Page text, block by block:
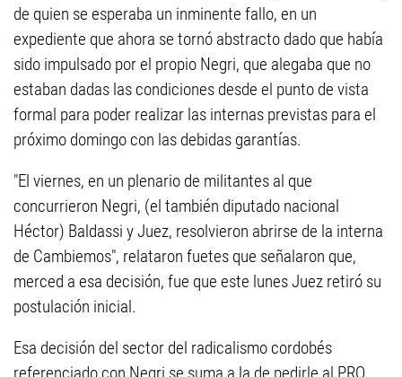
de quien se esperaba un inminente fallo, en un
expediente que ahora se tornó abstracto dado que había
sido impulsado por el propio Negri, que alegaba que no
estaban dadas las condiciones desde el punto de vista
formal para poder realizar las internas previstas para el
próximo domingo con las debidas garantías.
"El viernes, en un plenario de militantes al que
concurrieron Negri, (el también diputado nacional
Héctor) Baldassi y Juez, resolvieron abrirse de la interna
de Cambiemos", relataron fuetes que señalaron que,
merced a esa decisión, fue que este lunes Juez retiró su
postulación inicial.
Esa decisión del sector del radicalismo cordobés